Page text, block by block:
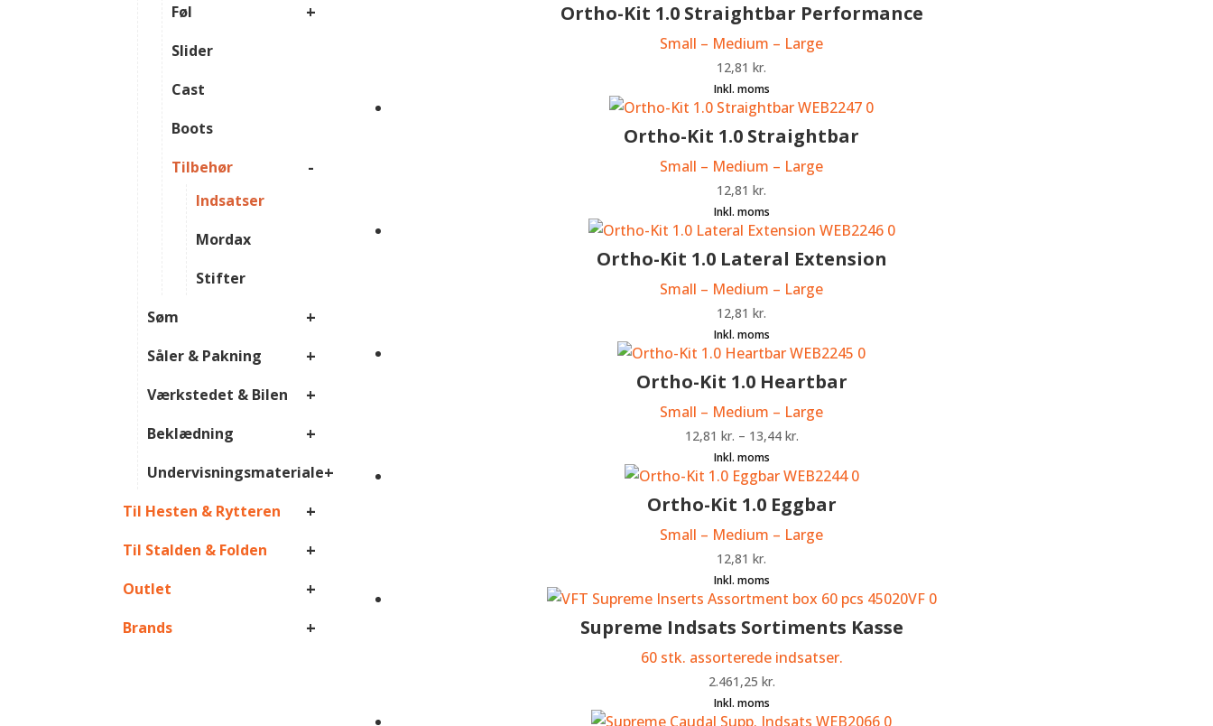
Føl
+
Slider
Cast
Boots
Tilbehør
-
Indsatser
Mordax
Stifter
Søm
+
Såler & Pakning +
Værkstedet & Bilen +
Beklædning +
Undervisningsmateriale+
Til Hesten & Rytteren +
Til Stalden & Folden +
Outlet +
Brands +
Ortho-Kit 1.0 Straightbar Performance
Small – Medium – Large
12,81kr.
Ortho-Kit 1.0 Straightbar
Small – Medium – Large
12,81kr.
Ortho-Kit 1.0 Lateral Extension
Small – Medium – Large
12,81kr.
Ortho-Kit 1.0 Heartbar
Small – Medium – Large
12,81 kr. – 13,44 kr.
Ortho-Kit 1.0 Eggbar
Small – Medium – Large
12,81kr.
Supreme Indsats Sortiments Kasse
60 stk. assorterede indsatser.
2.461,25 kr.